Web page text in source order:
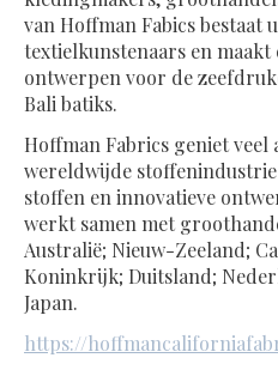
van Hoffman Fabics bestaat
textielkunstenaars en
ontwerpen voor de
Bali batiks.
Hoffman Fabrics geniet veel
wereldwijde
stoffen en innovatieve
werkt samen met
Australië; Nieuw-Zeeland;
Koninkrijk; Duitsland;
Japan.
https://